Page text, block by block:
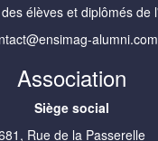
élèves et diplômés de
alumni.com
Association
Siège social
Rue de la Passerelle